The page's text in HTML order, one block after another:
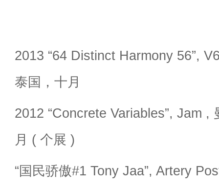
2013 “64 Distinct Harmony 56”,
泰国，十月
2012 “Concrete Variables”, Jam ,
月 ( 个展 )
“国民骄傲#1 Tony Jaa”, Artery